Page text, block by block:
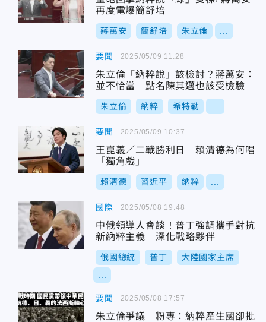
再度電爆簡舒培
蔣萬安 簡舒培 朱立倫
要聞
朱立倫「納粹說」該檢討？蔣萬安：
並不恰當 點名陳其邁也該受檢驗
朱立倫 納粹 希特勒
2025/05/09 11:28
要聞
王崑義／二戰勝利日 賴清德為何唱
「獨角戲」
賴清德 習近平 納粹
2025/05/09 10:37
國際
中俄領導人會談！普丁強調攜手對抗
新納粹主義 深化戰略夥伴
俄國總統 普丁 大陸國家主席
2025/05/08 19:48
要聞
朱立倫爭議 粉專：納粹產生國卻批
2025/05/08 17:57